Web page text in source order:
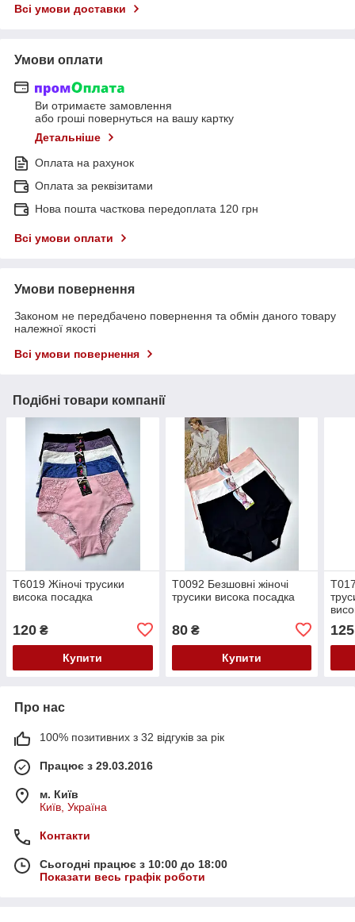
Всі умови доставки
Умови оплати
Ви отримаєте замовлення
або гроші повернуться на вашу картку
Детальніше
Оплата на рахунок
Оплата за реквізитами
Нова пошта часткова передоплата 120 грн
Всі умови оплати
Умови повернення
Законом не передбачено повернення та обмін даного товару
належної якості
Всі умови повернення
Подібні товари компанії
Т6019 Жіночі трусики
висока посадка
120 ₴
Купити
Т0092 Безшовні жіночі
трусики висока посадка
80₴
Купити
125
Про нас
100% позитивних з 32 відгуків за рік
Працює з 29.03.2016
м. Київ
Київ, Україна
Контакти
Сьогодні працює з 10:00 до 18:00
Показати весь графік роботи